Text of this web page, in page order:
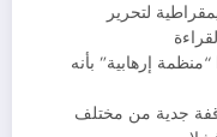
لتحرير
إرهابية” بأنه
جدية من مختلف